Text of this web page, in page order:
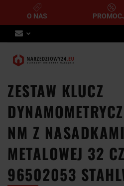
O NAS
ZESTAW KLUCZ
NM Z
METALOWEJ 32
96502053